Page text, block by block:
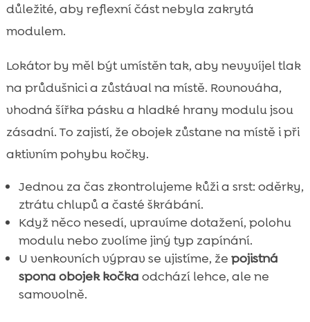
důležité, aby reflexní část nebyla zakrytá
modulem.
Lokátor by měl být umístěn tak, aby nevyvíjel tlak
na průdušnici a zůstával na místě. Rovnováha,
vhodná šířka pásku a hladké hrany modulu jsou
zásadní. To zajistí, že obojek zůstane na místě i při
aktivním pohybu kočky.
Jednou za čas zkontrolujeme kůži a srst: oděrky,
ztrátu chlupů a časté škrábání.
Když něco nesedí, upravíme dotažení, polohu
modulu nebo zvolíme jiný typ zapínání.
U venkovních výprav se ujistíme, že pojistná
spona obojek kočka odchází lehce, ale ne
samovolně.